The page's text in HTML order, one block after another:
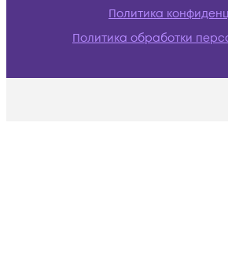
Политика
Политика обработки